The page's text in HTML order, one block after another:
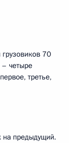
грузовиков 70
– четыре
третье,
на предыдущий.